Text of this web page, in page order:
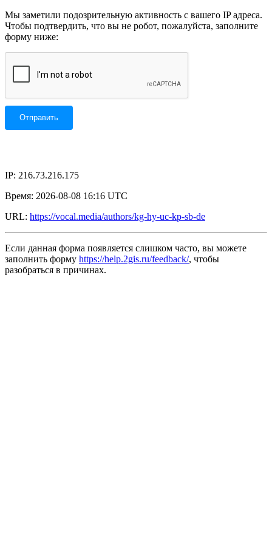
Мы заметили подозрительную активность с вашего IP адреса.
Чтобы подтвердить, что вы не робот, пожалуйста, заполните
форму ниже:
IP: 216.73.216.175
Время: 2026-08-08 16:16 UTC
URL: https://vocal.media/authors/kg-hy-uc-kp-sb-de
Если данная форма появляется слишком часто, вы можете
заполнить форму https://help.2gis.ru/feedback/, чтобы
разобраться в причинах.